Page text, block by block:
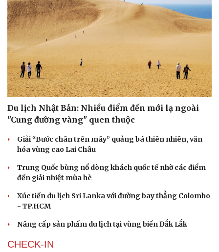
Văn hóa
Sân khấu - Điện ảnh
Văn học
Âm nhạc
Di sản
Thời trang
Du lịch Nhật Bản: Nhiều điểm đến mới lạ ngoài
"Cung đường vàng" quen thuộc
Giải “Bước chân trên mây” quảng bá thiên nhiên, văn
hóa vùng cao Lai Châu
Trung Quốc bùng nổ dòng khách quốc tế nhờ các điểm
đến giải nhiệt mùa hè
Xúc tiến du lịch Sri Lanka với đường bay thẳng Colombo
- TP.HCM
Nâng cấp sản phẩm du lịch tại vùng biển Đắk Lắk
CHECK-IN